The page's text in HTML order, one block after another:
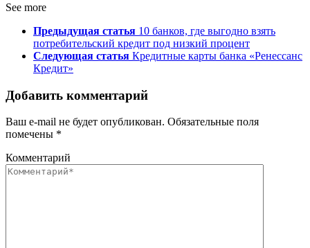
See more
Предыдущая статья 10 банков, где выгодно взять
потребительский кредит под низкий процент
Следующая статья Кредитные карты банка «Ренессанс
Кредит»
Добавить комментарий
Ваш e-mail не будет опубликован. Обязательные поля
помечены *
Комментарий